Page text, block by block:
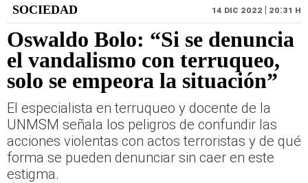
SOCIEDAD 14 DIC 2022 | 20:31 H
Oswaldo Bolo: “Si se denuncia
el vandalismo con terruqueo,
solo se empeora la situación”
El especialista en terruqueo y docente de la
UNMSM señala los peligros de confundir las
acciones violentas con actos terroristas y de qué
forma se pueden denunciar sin caer en este
estigma.